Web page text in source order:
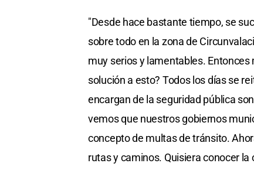
"Desde hace bastante tiempo, se
sobre todo en la zona de
muy serios y lamentables.
solución a esto? Todos los días se
encargan de la seguridad pública
vemos que nuestros gobiernos
concepto de multas de tránsito.
rutas y caminos. Quisiera conocer